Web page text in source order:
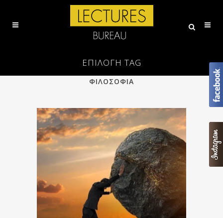
ΕΠΙΛΟΓΗ TAG
ΕΠΙΣΤΗΜΗ
ΠΟΙΗΣΗ
ΦΙΛΟΣΟΦΙΑ